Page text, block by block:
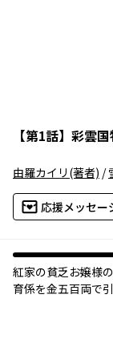
【第1話】 彩雲
由羅カイリ (著者) /
応援メッセー
紅家の貧乏お嬢様
育係を金五百両で
ダメ王様”の教育